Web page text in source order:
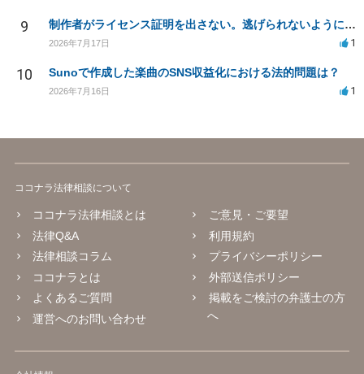
9 制作者がライセンス証明を出さない。逃げられないように、今すぐ法的に何をすべきか
2026年7月17日 1
10 Sunoで作成した楽曲のSNS収益化における法的問題は？
2026年7月16日 1
ココナラ法律相談について
ココナラ法律相談とは
法律Q&A
法律相談コラム
ココナラとは
よくあるご質問
運営へのお問い合わせ
ご意見・ご要望
利用規約
プライバシーポリシー
外部送信ポリシー
掲載をご検討の弁護士の方
へ